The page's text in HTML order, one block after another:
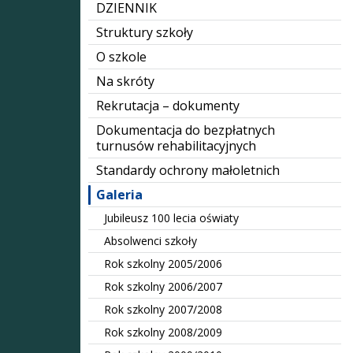
DZIENNIK
Struktury szkoły
O szkole
Na skróty
Rekrutacja – dokumenty
Dokumentacja do bezpłatnych
turnusów rehabilitacyjnych
Standardy ochrony małoletnich
Galeria
Jubileusz 100 lecia oświaty
Absolwenci szkoły
Rok szkolny 2005/2006
Rok szkolny 2006/2007
Rok szkolny 2007/2008
Rok szkolny 2008/2009